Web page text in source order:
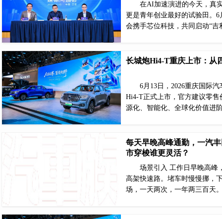
在AI加速演进的今天，真
更是青年创业最好的试验田。
会携手芯位科技，共同启动“
长城炮Hi4-T重庆上市：从
6月13日，2026重庆国际
Hi4-T正式上市，官方建议零售
源化、智能化、全球化价值
每天早晚高峰通勤，一汽
市穿梭谁更灵活？
场景引入 工作日早晚高峰
高架快速路。堵车时慢慢挪，
场，一天两次，一年两三百